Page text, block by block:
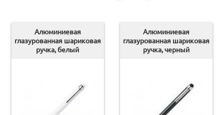
Режим работы: пн-пт 8:30 17:00
print@artoprint.ru
Алюминиевая
глазурованная шариковая
ручка, белый
Алюминиевая
глазурованная шариковая
ручка, черный